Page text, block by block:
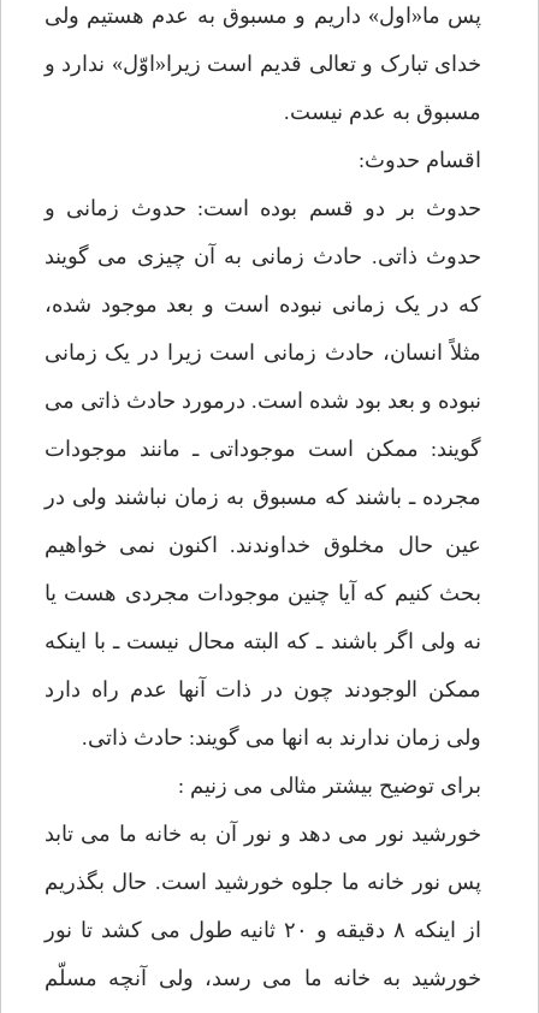
پس ما«اول» داریم و مسبوق به عدم هستیم ولی
خدای تبارک و تعالی قدیم است زیرا«اوّل» ندارد و
مسبوق به عدم نیست.
اقسام حدوث:
حدوث بر دو قسم بوده است: حدوث زمانی و
حدوث ذاتی. حادث زمانی به آن چیزی می گویند
که در یک زمانی نبوده است و بعد موجود شده،
مثلاً انسان، حادث زمانی است زیرا در یک زمانی
نبوده و بعد بود شده است. درمورد حادث ذاتی می
گویند: ممکن است موجوداتی ـ مانند موجودات
مجرده ـ باشند که مسبوق به زمان نباشند ولی در
عین حال مخلوق خداوندند. اکنون نمی خواهیم
بحث کنیم که آیا چنین موجودات مجردی هست یا
نه ولی اگر باشند ـ که البته محال نیست ـ با اینکه
ممکن الوجودند چون در ذات آنها عدم راه دارد
ولی زمان ندارند به انها می گویند: حادث ذاتی.
برای توضیح بیشتر مثالی می زنیم :
خورشید نور می دهد و نور آن به خانه ما می تابد
پس نور خانه ما جلوه خورشید است. حال بگذریم
از اینکه ۸ دقیقه و ۲۰ ثانیه طول می کشد تا نور
خورشید به خانه ما می رسد، ولی آنچه مسلّم